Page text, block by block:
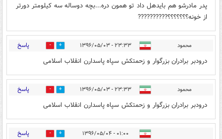
پدر مادرشو هم بایدهل داد تو همون دره...بچه دوساله سه کیلومتر دورتر
از خونه؟؟؟؟؟؟؟??????????
محمود ۲۳:۳۳ - ۱۳۹۶/۰۵/۰۳ 14 پاسخ
درودبر برادران بزرگوار و زحمتکش سپاه پاسدارن انقلاب اسلامی
محمود ۲۳:۳۳ - ۱۳۹۶/۰۵/۰۳ 9 پاسخ
درودبر برادران بزرگوار و زحمتکش سپاه پاسدارن انقلاب اسلامی
۰۱:۰۰ - ۱۳۹۶/۰۵/۰۴ 5 پاسخ